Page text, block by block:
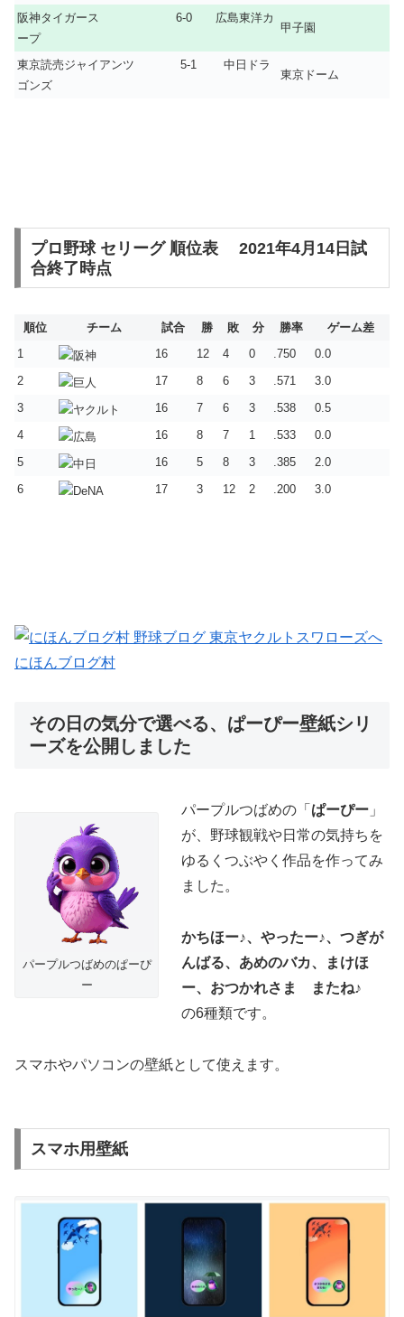
阪神タイガース 6-0 広島東洋カ
ープ
甲子園
東京読売ジャイアンツ 5-1 中日ドラ
ゴンズ
東京ドーム
プロ野球 セリーグ 順位表 2021年4月14日試
合終了時点
順位 チーム 試合 勝 敗 分 勝率
ゲーム差
1
16 12 4 0 .750
0.0
2
17 8 6 3 .571
3.0
3
16 7 6 3 .538
0.5
4
16 8 7 1 .533
0.0
5
16 5 8 3 .385
2.0
6
17 3 12 2 .200 3.0
にほんブログ村
その日の気分で選べる、ぱーぴー壁紙シリ
ーズを公開しました
パープルつばめのぱーぴ
ー
パープルつばめの「 ぱーぴー 」
が、野球観戦や日常の気持ちを
ゆるくつぶやく作品を作ってみ
ました。
かちほー♪、やったー♪、つぎが
んばる、あめのバカ、まけほ
ー、おつかれさま またね♪
の6種類です。
スマホやパソコンの壁紙として使えます。
スマホ用壁紙